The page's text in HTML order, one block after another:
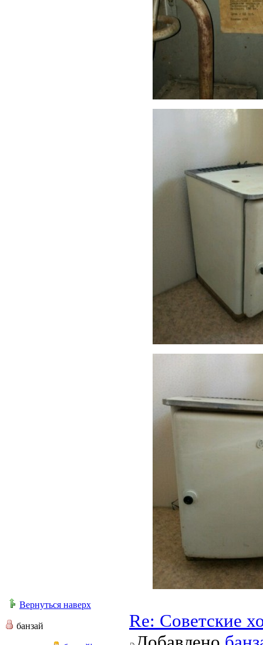
Вернуться наверх
банзай
Re: Советские